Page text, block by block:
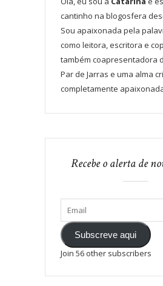
cantinho na blogosfera
Sou apaixonada pela
como leitora, escritora e
também coapresentadora
Par de Jarras e uma alma
completamente
Recebe o alerta de
Subscreve aqui
Join 56 other subscribers